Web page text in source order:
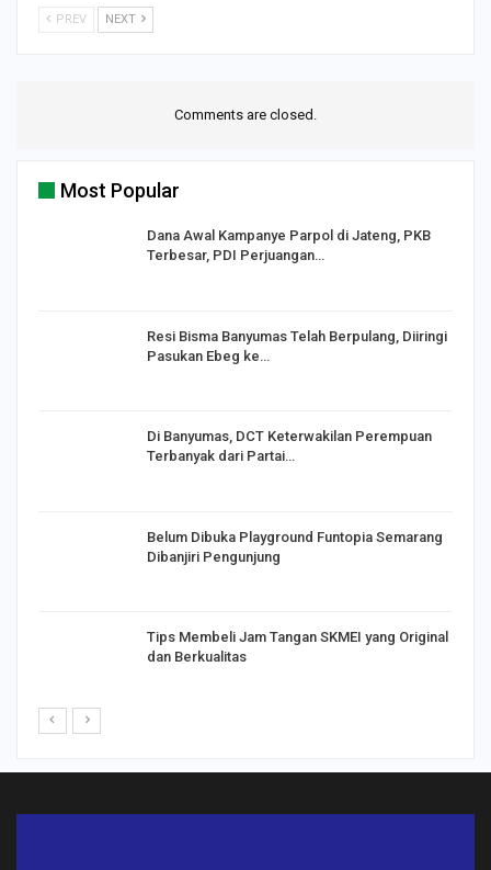
PREV NEXT
Comments are closed.
Most Popular
Dana Awal Kampanye Parpol di Jateng, PKB
Terbesar, PDI Perjuangan…
Resi Bisma Banyumas Telah Berpulang, Diiringi
Pasukan Ebeg ke…
Di Banyumas, DCT Keterwakilan Perempuan
Terbanyak dari Partai…
Belum Dibuka Playground Funtopia Semarang
Dibanjiri Pengunjung
Tips Membeli Jam Tangan SKMEI yang Original
dan Berkualitas